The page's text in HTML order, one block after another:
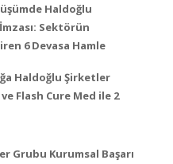
Haldoğlu
Sektörün
6 Devasa Hamle
Haldoğlu Şirketler
Flash Cure Med ile 2
Grubu Kurumsal Başarı